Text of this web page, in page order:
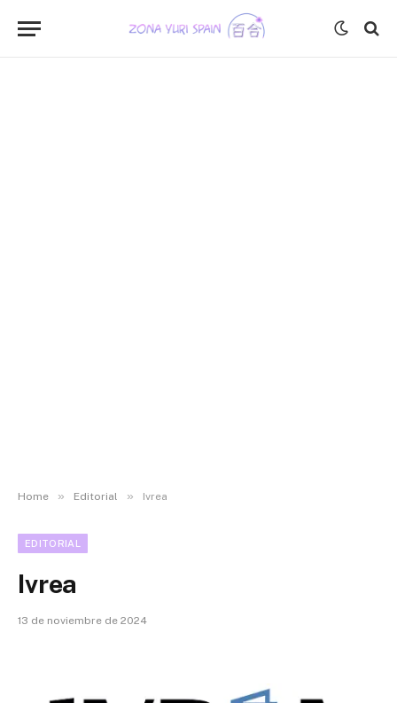
Home » Editorial » Ivrea
EDITORIAL
Ivrea
13 de noviembre de 2024